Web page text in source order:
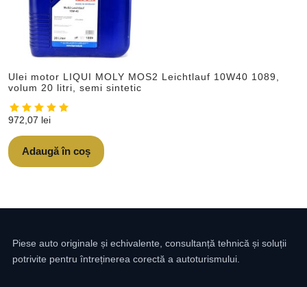
Ulei motor LIQUI MOLY MOS2 Leichtlauf 10W40 1089,
volum 20 litri, semi sintetic
972,07 lei
Adaugă în coș
Piese auto originale și echivalente, consultanță tehnică și soluții
potrivite pentru întreținerea corectă a autoturismului.